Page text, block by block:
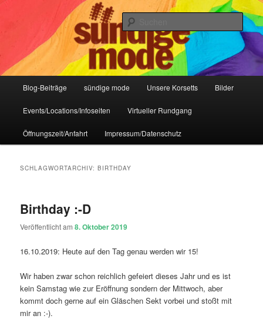
Sündige Mode Frankfurt
IHR Laden für Korsetts, Lifestyle-Mode, Club- und Dark-Wear seit 2004
Blog-Beiträge sündige mode Unsere Korsetts Bilder
Events/Locations/Infoseiten Virtueller Rundgang
Öffnungszeit/Anfahrt Impressum/Datenschutz
SCHLAGWORTARCHIV:BIRTHDAY
Birthday :-D
Veröffentlicht am8. Oktober 2019
16.10.2019: Heute auf den Tag genau werden wir 15!
Wir haben zwar schon reichlich gefeiert dieses Jahr und es ist
kein Samstag wie zur Eröffnung sondern der Mittwoch, aber
kommt doch gerne auf ein Gläschen Sekt vorbei und stoßt mit
mir an :-).